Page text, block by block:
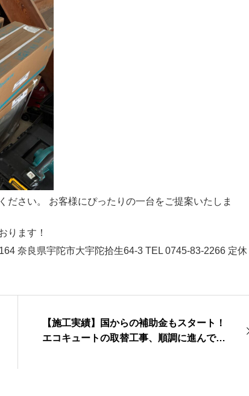
さい。 お客様にぴったりの一台をご提案いたしま
ります！
奈良県宇陀市大宇陀拾生64-3 TEL 0745-83-2266 定休
【施工実績】国からの補助金もスタート！
エコキュートの取替工事、順調に進んでい